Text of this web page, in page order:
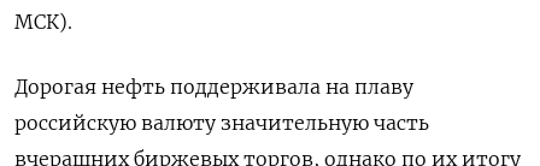
МСК).
Дорогая нефть поддерживала на плаву
российскую валюту значительную часть
вчерашних биржевых торгов, однако по их итогу